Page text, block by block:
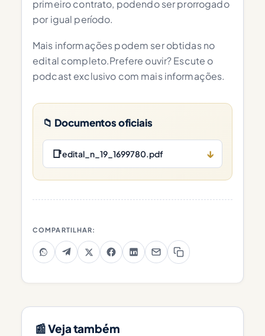
primeiro contrato, podendo ser prorrogado
por igual período.
Mais informações podem ser obtidas no
edital completo.Prefere ouvir? Escute o
podcast exclusivo com mais informações.
📁 Documentos oficiais
📑edital_n_19_1699780.pdf ↓
COMPARTILHAR:
📰 Veja também